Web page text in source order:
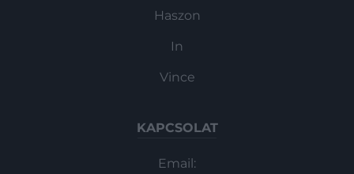
Haszon
In
Vince
KAPCSOLAT
Email: